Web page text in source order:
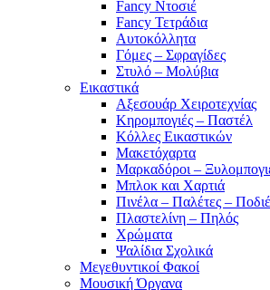
Fancy Ντοσιέ
Fancy Τετράδια
Αυτοκόλλητα
Γόμες – Σφραγίδες
Στυλό – Μολύβια
Εικαστικά
Αξεσουάρ Χειροτεχνίας
Κηρομπογιές – Παστέλ
Κόλλες Εικαστικών
Μακετόχαρτα
Μαρκαδόροι –
Μπλοκ και Χαρτιά
Πινέλα – Παλέτες –
Πλαστελίνη – Πηλός
Χρώματα
Ψαλίδια Σχολικά
Μεγεθυντικοί Φακοί
Μουσική Όργανα